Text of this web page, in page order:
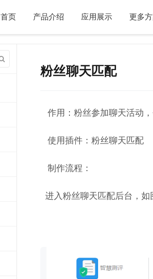
首页 产品介绍 应用展示 更多
粉丝聊天匹配
作用：粉丝参加聊天活动
使用插件：粉丝聊天匹配
制作流程：
进入粉丝聊天匹配后台，如